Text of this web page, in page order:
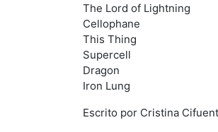
The Lord of Lightning
Cellophane
This Thing
Supercell
Dragon
Iron Lung
Escrito por Cristina